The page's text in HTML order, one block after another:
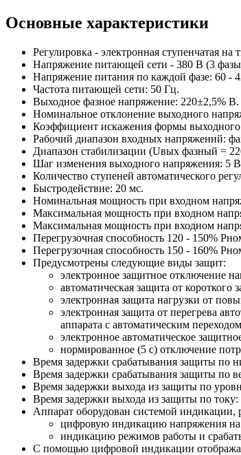
Основные характеристики
Регулировка - электронная ступенчатая на
Напряжение питающей сети - 380 В (3
Напряжение питания по каждой фазе: 60 -
Частота питающей сети: 50 Гц.
Выходное фазное напряжение: 220±2,5% В.
Номинальное отклонение выходного
Коэффициент искажения формы
Рабочий диапазон входных напряжений:
Диапазон стабилизации (Uвых фазный =
Шаг изменения выходного напряжения: 5
Количество ступеней автоматического
Быстродействие: 20 мс.
Номинальная мощность при входном
Максимальная мощность при входном
Максимальная мощность при входном
Перегрузочная способность 120 - 150%
Перегрузочная способность 150 - 160%
Предусмотрены следующие виды защит:
электронное защитное отключение
автоматическая защита от
электронная защита нагрузки от
электронная защита от перегрева
аппарата с автоматическим
электронное автоматическое
нормированное (5 с) отключение
Время задержки срабатывания защиты по
Время задержки срабатывания защиты по
Время задержки выхода из защиты по
Время задержки выхода из защиты по току:
Аппарат оборудован системой
цифровую индикацию напряжения на
индикацию режимов работы и
С помощью цифровой индикации